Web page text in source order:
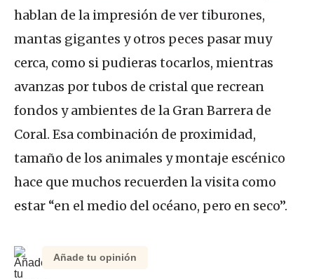
hablan de la impresión de ver tiburones,
mantas gigantes y otros peces pasar muy
cerca, como si pudieras tocarlos, mientras
avanzas por tubos de cristal que recrean
fondos y ambientes de la Gran Barrera de
Coral. Esa combinación de proximidad,
tamaño de los animales y montaje escénico
hace que muchos recuerden la visita como
estar “en el medio del océano, pero en seco”.
Añade tu opinión